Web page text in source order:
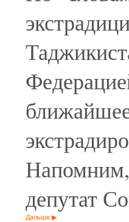
депутат
Дальше